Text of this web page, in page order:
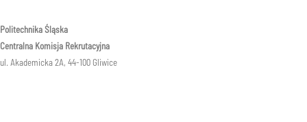
Politechnika Śląska
Centralna Komisja Rekrutacyjna
ul. Akademicka 2A, 44-100 Gliwice